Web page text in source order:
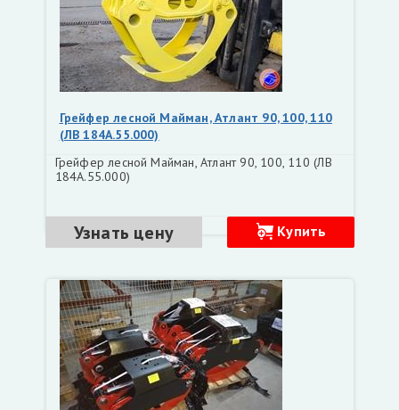
Грейфер лесной Майман, Атлант 90, 100, 110
(ЛВ 184А.55.000)
Грейфер лесной Майман, Атлант 90, 100, 110 (ЛВ
184А.55.000)
Узнать цену Купить